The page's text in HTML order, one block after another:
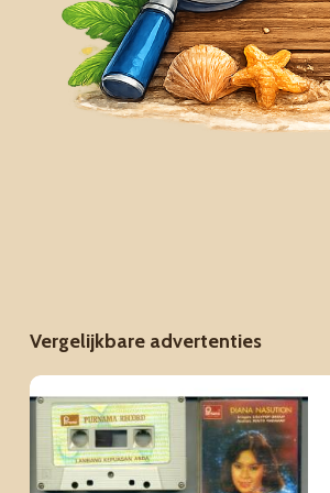
Vergelijkbare advertenties